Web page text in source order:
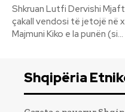
Shkruan Lutfi Dervishi Mjaft i shqetësuar nga lajmi se një
çakall vendosi të jetojë në
Majmuni Kiko e la punën (si...
Shqipëria